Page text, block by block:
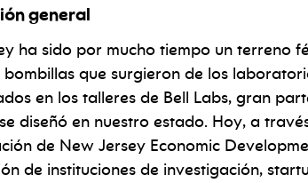
general
ha sido por mucho tiempo un terreno
bombillas que surgieron de los
en los talleres de Bell Labs, gran
diseñó en nuestro estado. Hoy, a
de New Jersey Economic
de instituciones de investigación,